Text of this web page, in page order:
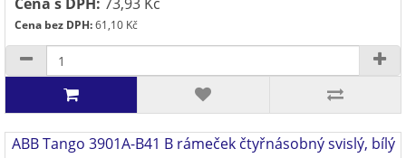
Cena bez DPH:61,10 Kč
ABB Tango 3901A-B41 B rámeček čtyřnásobný svislý, bílý